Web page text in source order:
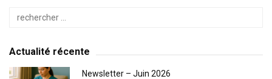
Actualité récente
Newsletter – Juin 2026